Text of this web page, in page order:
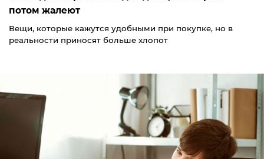
потом жалеют
Вещи, которые кажутся удобными при покупке, но в
реальности приносят больше хлопот